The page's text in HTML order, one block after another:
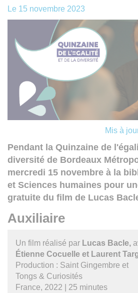
Le 15 novembre 2023
Mis à
Pendant la Quinzaine de
diversité de Bordeaux
mercredi 15 novembre à la
et Sciences humaines pour
gratuite du film de Lucas
Auxiliaire
Un film réalisé par Lucas Bacle,
Étienne Cocuelle et Laurent
Production : Saint Gingembre et
Tongs & Curiosités
France, 2022 | 25 minutes